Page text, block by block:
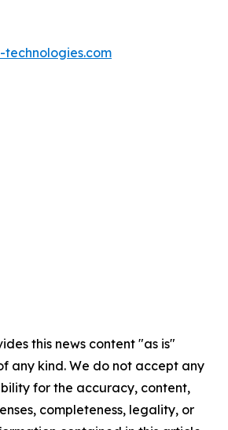
this news content "as is"
any kind. We do not accept any
for the accuracy, content,
completeness, legality, or